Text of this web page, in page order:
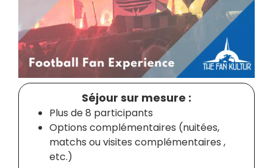
Séjour sur mesure :
Plus de 8 participants
Options complémentaires (nuitées,
matchs ou visites complémentaires ,
etc.)